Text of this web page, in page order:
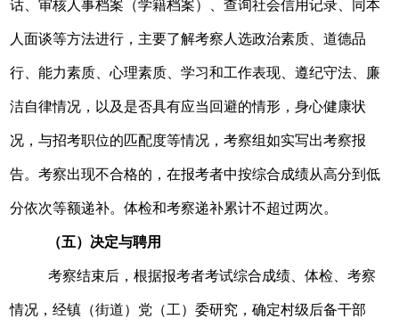
话、审核人事档案（学籍档案）、查询社会信用记录、同本
人面谈等方法进行，主要了解考察人选政治素质、道德品
行、能力素质、心理素质、学习和工作表现、遵纪守法、廉
洁自律情况，以及是否具有应当回避的情形，身心健康状
况，与招考职位的匹配度等情况，考察组如实写出考察报
告。考察出现不合格的，在报考者中按综合成绩从高分到低
分依次等额递补。体检和考察递补累计不超过两次。
（五）决定与聘用
考察结束后，根据报考者考试综合成绩、体检、考察
情况，经镇（街道）党（工）委研究，确定村级后备干部